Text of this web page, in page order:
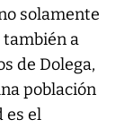
solamente
a
de Dolega,
población
es el